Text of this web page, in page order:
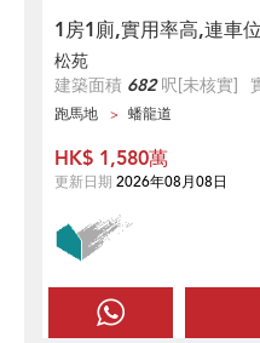
1房1廁,實用率高,連車
松苑
建築面積 682呎[未核實]
跑馬地 蟠龍道
HK$ 1,580萬
更新日期 2026年08月08日